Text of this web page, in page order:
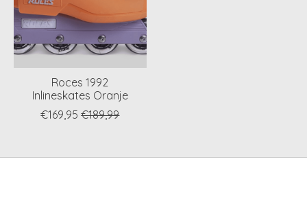
Roces 1992
Inlineskates Oranje
€169,95 €189,99